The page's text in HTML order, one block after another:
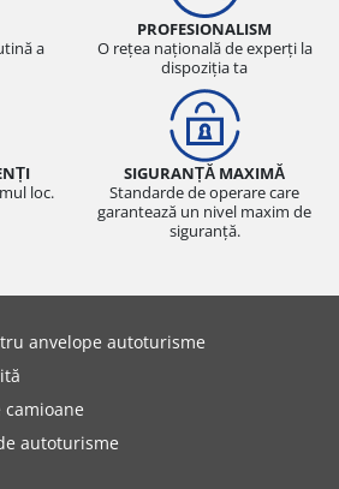
a
PROFESIONALISM
O rețea națională de experți la
dispoziția ta
loc.
SIGURANȚĂ MAXIMĂ
Standarde de operare care
garantează un nivel maxim de
siguranță.
anvelope autoturisme
autoturisme